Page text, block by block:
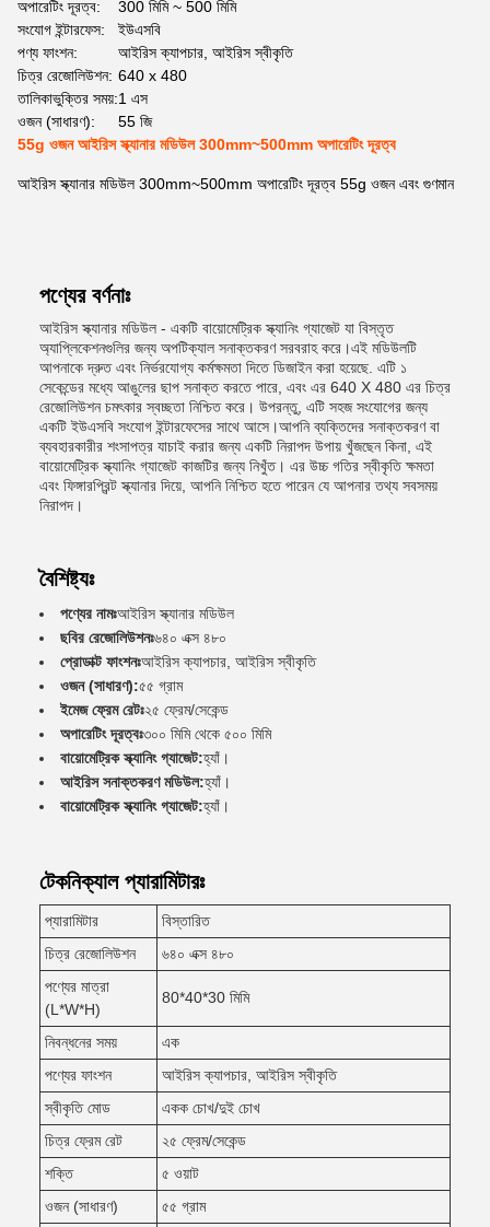
অপারেটিং দূরত্ব:
300 মিমি ~ 500 মিমি
সংযোগ ইন্টারফেস:
ইউএসবি
পণ্য ফাংশন:
আইরিস ক্যাপচার, আইরিস স্বীকৃতি
চিত্র রেজোলিউশন: 640 x 480
তালিকাভুক্তির সময়:1 এস
ওজন (সাধারণ):
55 জি
55g ওজন আইরিস স্ক্যানার মডিউল 300mm~500mm অপারেটিং দূরত্ব
আইরিস স্ক্যানার মডিউল 300mm~500mm অপারেটিং দূরত্ব 55g ওজন এবং গুণমান
পণ্যের বর্ণনাঃ
আইরিস স্ক্যানার মডিউল - একটি বায়োমেট্রিক স্ক্যানিং গ্যাজেট যা বিস্তৃত
অ্যাপ্লিকেশনগুলির জন্য অপটিক্যাল সনাক্তকরণ সরবরাহ করে।এই মডিউলটি
আপনাকে দ্রুত এবং নির্ভরযোগ্য কর্মক্ষমতা দিতে ডিজাইন করা হয়েছে. এটি ১
সেকেন্ডের মধ্যে আঙুলের ছাপ সনাক্ত করতে পারে, এবং এর 640 X 480 এর চিত্র
রেজোলিউশন চমৎকার স্বচ্ছতা নিশ্চিত করে। উপরন্তু, এটি সহজ সংযোগের জন্য
একটি ইউএসবি সংযোগ ইন্টারফেসের সাথে আসে।আপনি ব্যক্তিদের সনাক্তকরণ বা
ব্যবহারকারীর শংসাপত্র যাচাই করার জন্য একটি নিরাপদ উপায় খুঁজছেন কিনা, এই
বায়োমেট্রিক স্ক্যানিং গ্যাজেট কাজটির জন্য নিখুঁত। এর উচ্চ গতির স্বীকৃতি ক্ষমতা
এবং ফিঙ্গারপ্রিন্ট স্ক্যানার দিয়ে, আপনি নিশ্চিত হতে পারেন যে আপনার তথ্য সবসময়
নিরাপদ।
বৈশিষ্ট্যঃ
পণ্যের নামঃআইরিস স্ক্যানার মডিউল
ছবির রেজোলিউশনঃ৬৪০ এক্স ৪৮০
প্রোডাক্ট ফাংশনঃআইরিস ক্যাপচার, আইরিস স্বীকৃতি
ওজন (সাধারণ):৫৫ গ্রাম
ইমেজ ফ্রেম রেটঃ২৫ ফ্রেম/সেকেন্ড
অপারেটিং দূরত্বঃ৩০০ মিমি থেকে ৫০০ মিমি
বায়োমেট্রিক স্ক্যানিং গ্যাজেট:হ্যাঁ।
আইরিস সনাক্তকরণ মডিউল:হ্যাঁ।
বায়োমেট্রিক স্ক্যানিং গ্যাজেট:হ্যাঁ।
টেকনিক্যাল প্যারামিটারঃ
প্যারামিটার
বিস্তারিত
চিত্র রেজোলিউশন
৬৪০ এক্স ৪৮০
পণ্যের মাত্রা
(L*W*H)
80*40*30 মিমি
নিবন্ধনের সময়
এক
পণ্যের ফাংশন
আইরিস ক্যাপচার, আইরিস স্বীকৃতি
স্বীকৃতি মোড
একক চোখ/দুই চোখ
চিত্র ফ্রেম রেট
২৫ ফ্রেম/সেকেন্ড
শক্তি
৫ ওয়াট
ওজন (সাধারণ)
৫৫ গ্রাম